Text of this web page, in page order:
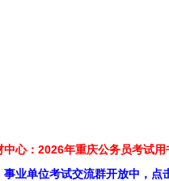
中心：2026年重庆公务员考试用
事业单位考试交流群开放中，点